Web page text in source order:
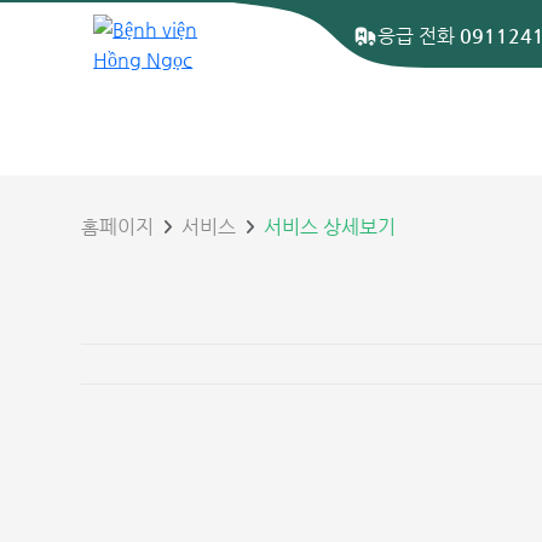
응급 전화
홈페이지 서비스 서비스 상세보기